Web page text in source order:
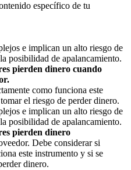
específico de tu
e implican un alto riesgo de
posibilidad de apalancamiento.
pierden dinero cuando
como funciona este
el riesgo de perder dinero.
e implican un alto riesgo de
posibilidad de apalancamiento.
pierden dinero
Debe considerar si
este instrumento y si se
dinero.